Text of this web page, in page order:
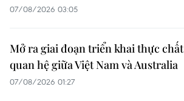
07/08/2026 03:05
Mở ra giai đoạn triển khai thực chất
quan hệ giữa Việt Nam và Australia
07/08/2026 01:27